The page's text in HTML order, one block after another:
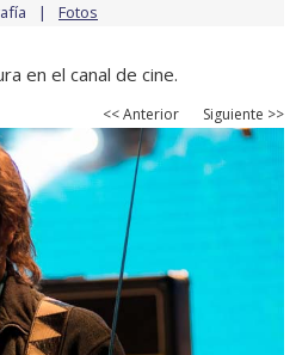
Fotos
en el canal de cine.
<< Anterior Siguiente >>